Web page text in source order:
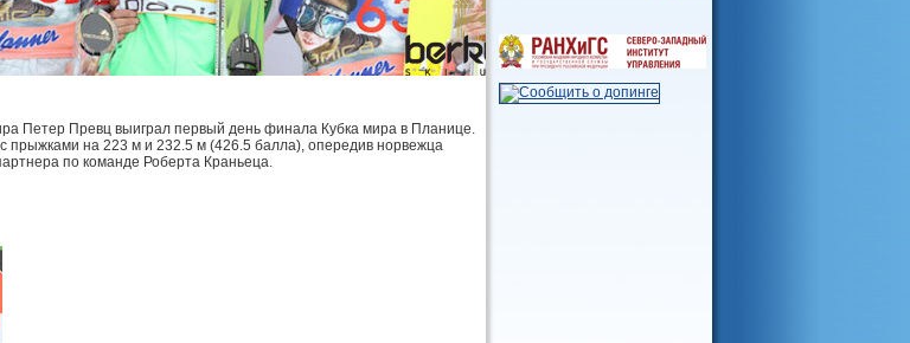
Петер Превц выиграл первый день финала Кубка мира в Планице.
прыжками на 223 м и 232.5 м (426.5 балла), опередив норвежца
по команде Роберта Краньеца.